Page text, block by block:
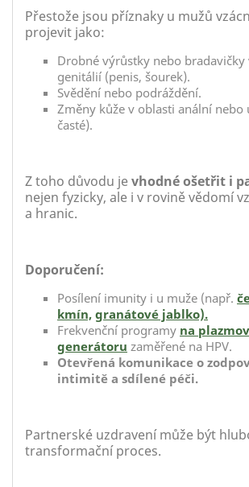
Přestože jsou příznaky u mužů
projevit jako:
Drobné výrůstky nebo bradavičky
genitálií (penis, šourek).
Svědění nebo podráždění.
Změny kůže v oblasti anální nebo
časté).
Z toho důvodu jevhodné ošetřit i
nejen fyzicky, ale i v rovině vědomí
a hranic.
Doporučení:
Posílení imunity i u muže (např.
kmín, granátové jablko).
Frekvenční programy na
generátoru zaměřené na HPV.
Otevřená komunikace o
intimitě a sdílené péči.
Partnerské uzdravení může být
transformační proces.